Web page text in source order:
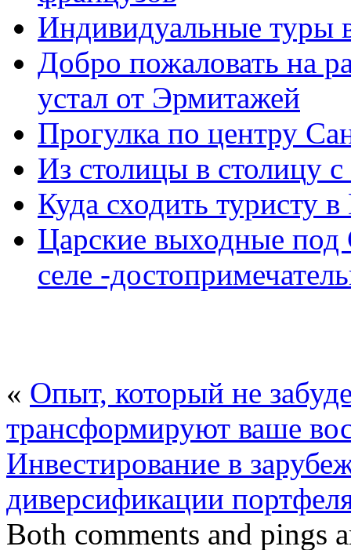
Индивидуальные туры
Добро пожаловать на
устал от Эрмитажей
Прогулка по центру
Из столицы в столицу
Куда сходить туристу
Царские выходные под
селе -
« Опыт, который не
трансформируют ваше
Инвестирование в
диверсификации
Both comments and pings